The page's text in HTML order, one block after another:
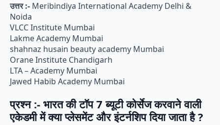
उत्तर :- Meribindiya International Academy Delhi &
Noida
VLCC Institute Mumbai
Lakme Academy Mumbai
shahnaz husain beauty academy Mumbai
Orane Institute Chandigarh
LTA – Academy Mumbai
Jawed Habib Academy Mumbai
प्रश्न :- भारत की टॉप 7 ब्यूटी कोर्सेज करवाने वाली
एकेडमी में क्या प्लेसमेंट और इंटर्नशिप दिया जाता है ?